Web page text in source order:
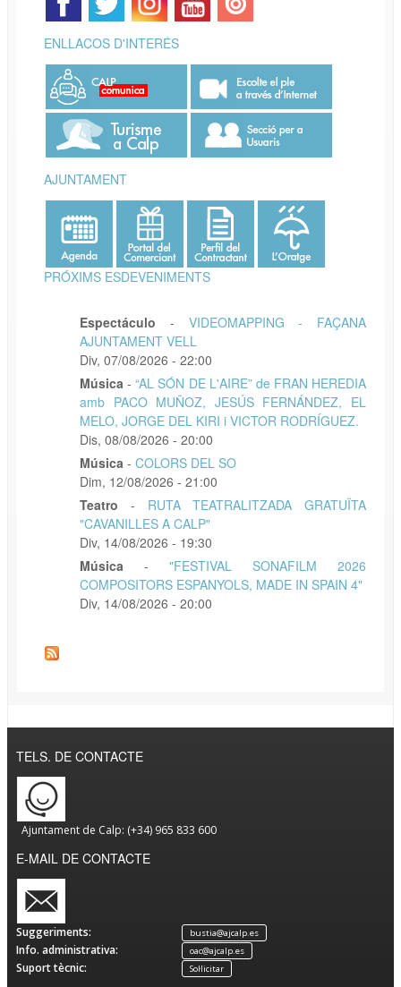
ENLLAÇOS D'INTERÉS
AJUNTAMENT
PRÓXIMS ESDEVENIMENTS
Espectáculo - VIDEOMAPPING - FAÇANA
AJUNTAMENT VELL
Div, 07/08/2026 - 22:00
Música -“AL SÓN DE L'AIRE” de FRAN HEREDIA
amb PACO MUÑOZ, JESÚS FERNÁNDEZ, EL
MELO, JORGE DEL KIRI i VICTOR RODRÍGUEZ.
Dis, 08/08/2026 - 20:00
Música - COLORS DEL SO
Dim, 12/08/2026 - 21:00
Teatro
- RUTA TEATRALITZADA GRATUÏTA
"CAVANILLES A CALP"
Div, 14/08/2026 - 19:30
Música
- "FESTIVAL SONAFILM 2026
COMPOSITORS ESPANYOLS, MADE IN SPAIN 4"
Div, 14/08/2026 - 20:00
TELS. DE CONTACTE
Ajuntament de Calp: (+34) 965 833 600
E-MAIL DE CONTACTE
Suggeriments: bustia@ajcalp.es
Info. administrativa: oac@ajcalp.es
Suport tècnic: Sol·licitar